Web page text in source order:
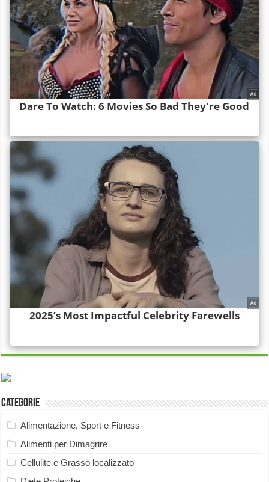
Categorie
Alimentazione, Sport e Fitness
Alimenti per Dimagrire
Cellulite e Grasso localizzato